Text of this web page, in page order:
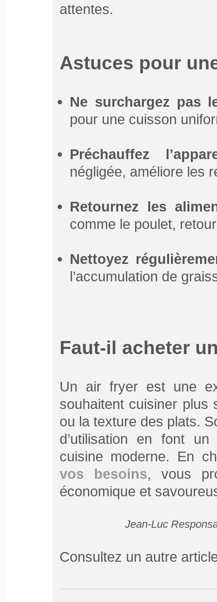
attentes.
Astuces pour
Ne surchargez pas
pour une cuisson
Préchauffez
négligée, améliore les
Retournez les
comme le poulet,
Nettoyez
l’accumulation de
Faut-il acheter
Un air fryer est une
souhaitent cuisiner plus
ou la texture des plats.
d’utilisation en font
cuisine moderne. En
vos besoins, vous
économique et
Jean-Luc
Consultez un autre